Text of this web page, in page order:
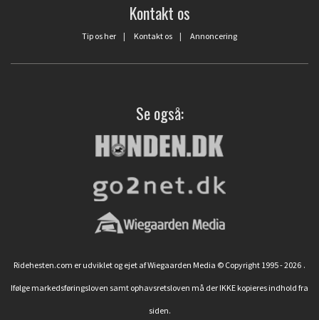
Kontakt os
Tip os her | Kontakt os | Annoncering
Se også:
Ridehesten.com er udviklet og ejet af Wiegaarden Media © Copyright 1995 - 2026 .
Ifølge markedsføringsloven samt ophavsretsloven må der IKKE kopieres indhold fra
siden.